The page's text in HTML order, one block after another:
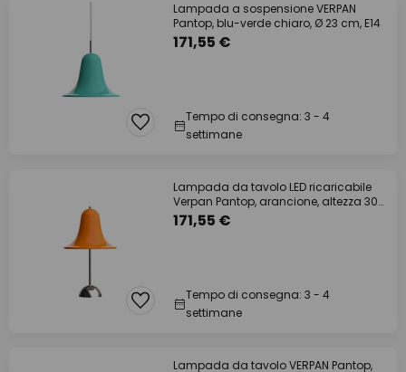
Lampada a sospensione VERPAN
Pantop, blu-verde chiaro, Ø 23 cm, E14
171,55 €
Tempo di consegna: 3 - 4
settimane
Lampada da tavolo LED ricaricabile
Verpan Pantop, arancione, altezza 30
cm
171,55 €
Tempo di consegna: 3 - 4
settimane
Lampada da tavolo VERPAN Pantop,